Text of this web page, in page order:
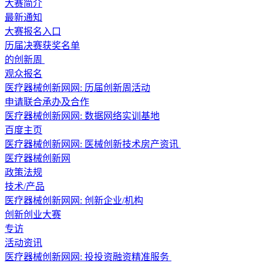
大赛简介
最新通知
大赛报名入口
历届决赛获奖名单
的创新周
观众报名
医疗器械创新网网: 历届创新周活动
申请联合承办及合作
医疗器械创新网网: 数据网络实训基地
百度主页
医疗器械创新网网: 医械创新技术房产资讯
医疗器械创新网
政策法规
技术/产品
医疗器械创新网网: 创新企业/机构
创新创业大赛
专访
活动资讯
医疗器械创新网网: 投投资融资精准服务